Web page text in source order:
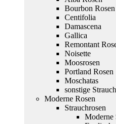
Bourbon Rosen
Centifolia
Damascena
Gallica
Remontant
Noisette
Moosrosen
Portland Rosen
Moschatas
sonstige
Moderne Rosen
Strauchrosen
Moderne